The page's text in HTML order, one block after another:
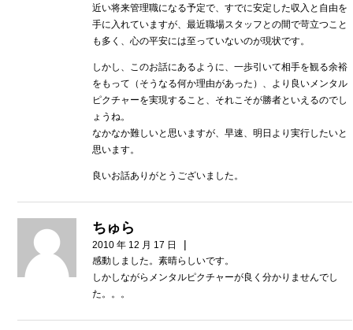
近い将来管理職になる予定で、すでに安定した収入と自由を
手に入れていますが、最近職場スタッフとの間で苛立つこと
も多く、心の平安には至っていないのが現状です。
しかし、このお話にあるように、一歩引いて相手を観る余裕
をもって（そうなる何か理由があった）、より良いメンタル
ピクチャーを実現すること、それこそが勝者といえるのでし
ょうね。
なかなか難しいと思いますが、早速、明日より実行したいと
思います。
良いお話ありがとうございました。
ちゅら
2010 年 12 月 17 日 |
感動しました。素晴らしいです。
しかしながらメンタルピクチャーが良く分かりませんでし
た。。。